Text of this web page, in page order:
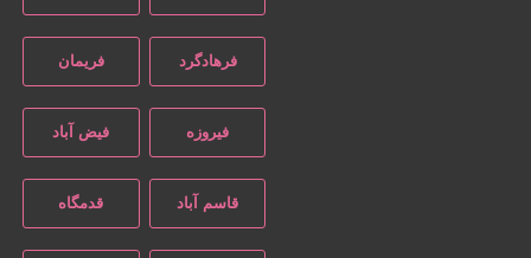
فرهادگرد فریمان
فیروزه فیض آباد
قاسم آباد قدمگاه